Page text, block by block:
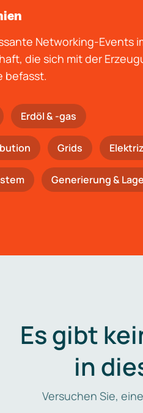
Networking-Events
die sich mit der
befasst.
Erdöl & -gas
Grids
Generierung &
Es gibt
in
Versuchen Sie,